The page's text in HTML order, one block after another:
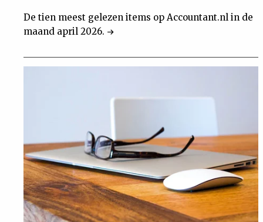
De tien meest gelezen items op Accountant.nl in de
maand april 2026.